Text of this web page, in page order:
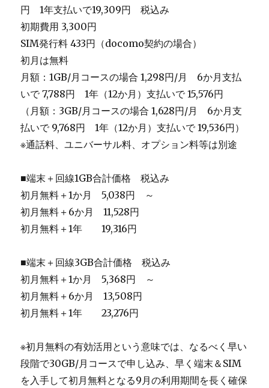
円 1年支払いで19,309円 税込み
初期費用 3,300円
SIM発行料 433円（docomo契約の場合）
初月は無料
月額：1GB/月コースの場合 1,298円/月 6か月支払
いで 7,788円 1年（12か月）支払いで 15,576円
（月額：3GB/月コースの場合 1,628円/月 6か月支
払いで 9,768円 1年（12か月）支払いで 19,536円）
※通話料、ユニバーサル料、オプション料等は別途
■端末＋回線1GB合計価格 税込み
初月無料＋1か月 5,038円 ～
初月無料＋6か月 11,528円
初月無料＋1年 19,316円
■端末＋回線3GB合計価格 税込み
初月無料＋1か月 5,368円 ～
初月無料＋6か月 13,508円
初月無料＋1年 23,276円
※初月無料の有効活用という意味では、なるべく早い
段階で30GB/月コースで申し込み、早く端末＆SIM
を入手して初月無料となる9月の利用期間を長く確保